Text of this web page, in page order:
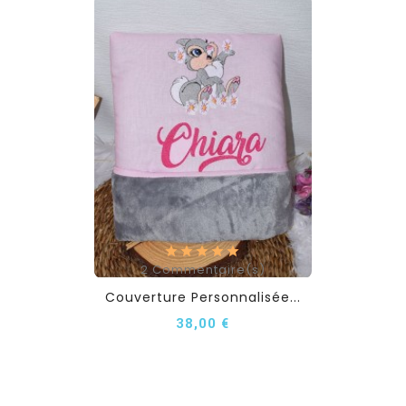
2Commentaire(s)
Couverture Personnalisée...
38,00 €